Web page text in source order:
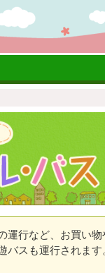
行など、お買い物
バスも運行されます